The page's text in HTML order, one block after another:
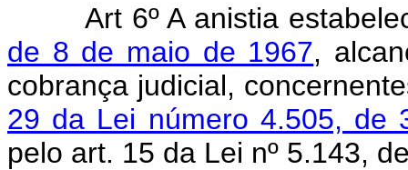
Art 6º A anistia
de 8 de maio de 1967,
cobrança judicial,
29 da Lei número 4.505, de
pelo art. 15 da Lei nº 5.143,